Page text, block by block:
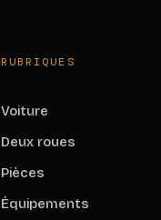
RUBRIQUES
Voiture
Deux roues
Pièces
Équipements